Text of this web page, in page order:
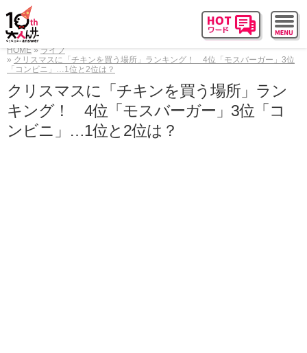
HOME
ライフ
クリスマスに「チキンを買う場所」ランキング！ 4位「モスバーガー」3位
「コンビニ」…1位と2位は？
クリスマスに「チキンを買う場所」ラン
キング！ 4位「モスバーガー」3位「コ
ンビニ」…1位と2位は？